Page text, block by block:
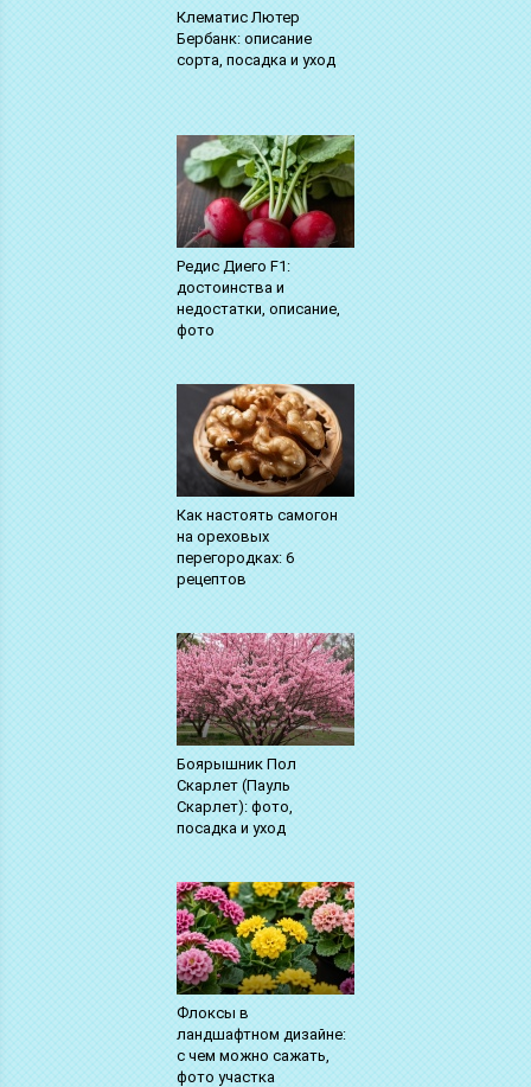
Клематис Лютер
Бербанк: описание
сорта, посадка и уход
Редис Диего F1:
достоинства и
недостатки, описание,
фото
Как настоять самогон
на ореховых
перегородках: 6
рецептов
Боярышник Пол
Скарлет (Пауль
Скарлет): фото,
посадка и уход
Флоксы в
ландшафтном дизайне:
с чем можно сажать,
фото участка